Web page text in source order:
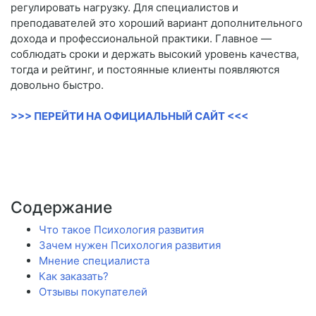
регулировать нагрузку. Для специалистов и
преподавателей это хороший вариант дополнительного
дохода и профессиональной практики. Главное —
соблюдать сроки и держать высокий уровень качества,
тогда и рейтинг, и постоянные клиенты появляются
довольно быстро.
>>> ПЕРЕЙТИ НА ОФИЦИАЛЬНЫЙ САЙТ <<<
Содержание
Что такое Психология развития
Зачем нужен Психология развития
Мнение специалиста
Как заказать?
Отзывы покупателей